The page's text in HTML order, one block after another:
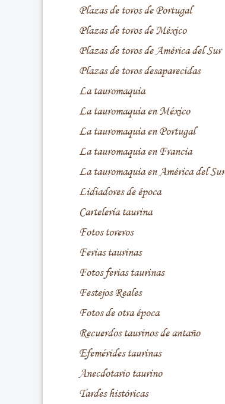
Plazas de toros de Portugal
Plazas de toros de México
Plazas de toros de América del Sur
Plazas de toros desaparecidas
La tauromaquia
La tauromaquia en México
La tauromaquia en Portugal
La tauromaquia en Francia
La tauromaquia en América del Sur
Lidiadores de época
Cartelería taurina
Fotos toreros
Ferias taurinas
Fotos ferias taurinas
Festejos Reales
Fotos de otra época
Recuerdos taurinos de antaño
Efemérides taurinas
Anecdotario taurino
Tardes históricas